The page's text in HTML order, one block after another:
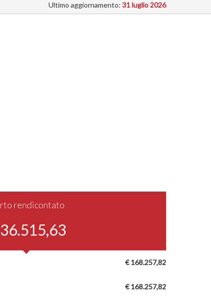
Ultimo aggiornamento: 31 luglio 2026
rendicontato
€ 168.257,82
€ 168.257,82